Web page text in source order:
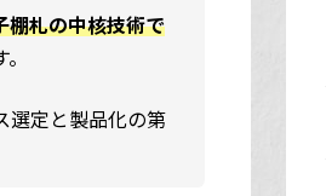
棚札の中核技術で
選定と製品化の第